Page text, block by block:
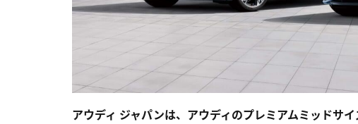
アウディ ジャパンは、アウディのプレミアムミッドサ